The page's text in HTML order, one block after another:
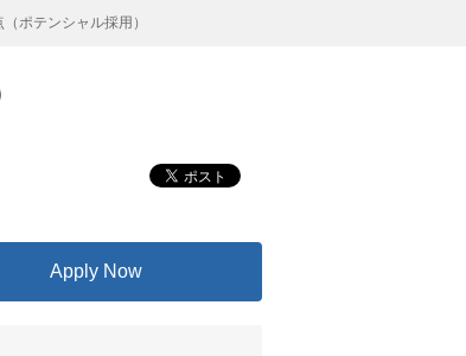
ポテンシャル採用）
Apply Now